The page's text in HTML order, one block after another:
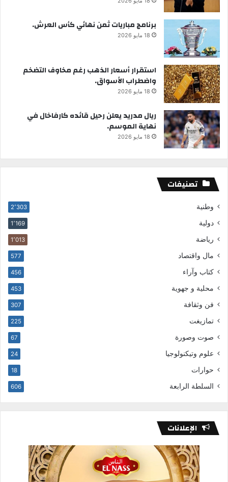
برنامج مباريات ثمن نهائي كأس العرش.
18 مايو 2026
استقرار أسعار الذهب رغم مخاوف التضخم
واضطراب الأسواق.
18 مايو 2026
ريال مدريد يعلن رحيل قائده كارفاخال في
نهاية الموسم.
18 مايو 2026
تصنيفات
وطنية 2٬303
دولية 1٬169
رياضة 1٬013
مال واقتصاد 577
كتاب وآراء 456
محلية و جهوية 453
فن وثقافة 307
تمازيغت 225
صوت وصورة 67
علوم وتيكنولوجيا 24
حوارات 18
السلطة الرابعة 606
الإعلانات